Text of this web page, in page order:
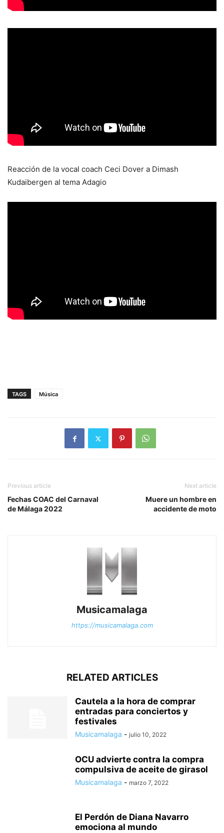
Reacción de la vocal coach Ceci Dover a Dimash
Kudaibergen al tema Adagio
TAGS Música
Previous article
Fechas COAC del Carnaval
de Málaga 2022
Next article
Muere un hombre en
accidente de moto
Musicamalaga
https://musicamalaga.com
RELATED ARTICLES
Cautela a la hora de comprar
entradas para conciertos y
festivales
Musicamalaga - julio 10, 2022
OCU advierte contra la compra
compulsiva de aceite de girasol
Musicamalaga - marzo 7, 2022
El Perdón de Diana Navarro
emociona al mundo